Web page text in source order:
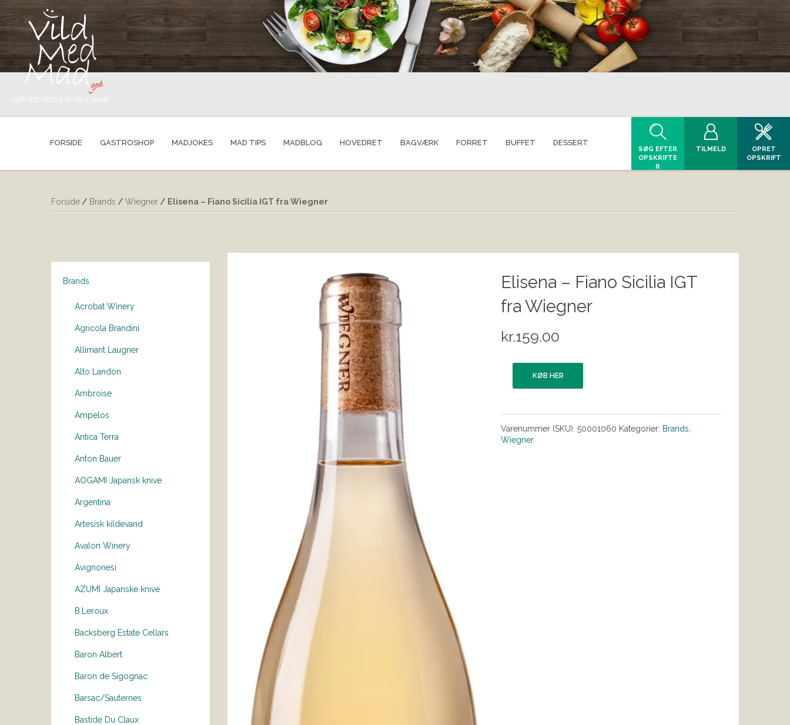
FORSIDE GASTROSHOP MADJOKES MAD TIPS MADBLOG HOVEDRET BAGVÆRK FORRET BUFFET DESSERT
SØG EFTER
OPSKRIFTE
R
TILMELD
OPRET
OPSKRIFT
Forside / Brands / Wiegner / Elisena – Fiano Sicilia IGT fra Wiegner
Brands
Acrobat Winery
Agricola Brandini
Allimant Laugner
Alto Landon
Ambroise
Ampelos
Antica Terra
Anton Bauer
AOGAMI Japansk knive
Argentina
Artesisk kildevand
Avalon Winery
Avignonesi
AZUMI Japanske knive
B.Leroux
Backsberg Estate Cellars
Baron Albert
Baron de Sigognac
Barsac/Sauternes
Bastide Du Claux
Elisena – Fiano Sicilia IGT
fra Wiegner
kr.159.00
KØB HER
Varenummer (SKU): 50001060 Kategorier: Brands
Wiegner